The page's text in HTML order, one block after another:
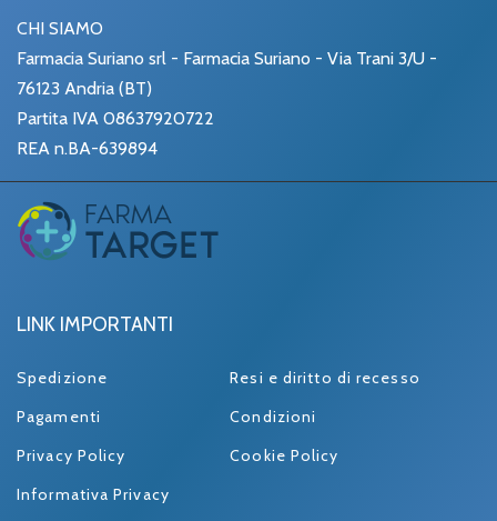
CHI SIAMO
Farmacia Suriano srl - Farmacia Suriano - Via Trani 3/U -
76123 Andria (BT)
Partita IVA 08637920722
REA n.BA-639894
LINK IMPORTANTI
Spedizione
Resi e diritto di recesso
Pagamenti
Condizioni
Privacy Policy
Cookie Policy
Informativa Privacy